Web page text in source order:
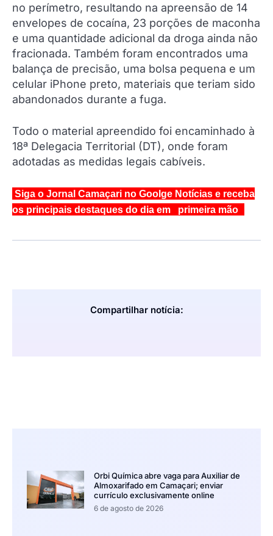
no perímetro, resultando na apreensão de 14
envelopes de cocaína, 23 porções de maconha
e uma quantidade adicional da droga ainda não
fracionada. Também foram encontrados uma
balança de precisão, uma bolsa pequena e um
celular iPhone preto, materiais que teriam sido
abandonados durante a fuga.
Todo o material apreendido foi encaminhado à
18ª Delegacia Territorial (DT), onde foram
adotadas as medidas legais cabíveis.
Siga o Jornal Camaçari no Goolge Notícias e receba
os principais destaques do dia em primeira mão
Compartilhar notícia:
Orbi Química abre vaga para Auxiliar de
Almoxarifado em Camaçari; enviar
currículo exclusivamente online
6 de agosto de 2026